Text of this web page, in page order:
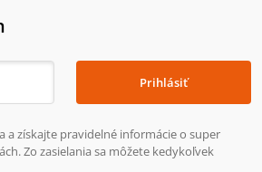
Prihlásiť
a získajte pravidelné informácie o super
Zo zasielania sa môžete kedykoľvek